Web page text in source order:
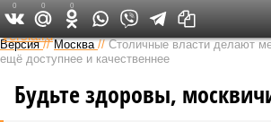
Федеральный выпуск
Версия //Москва //Столичные власти делают
ещё доступнее и качественнее
Будьте здоровы,
0 0 0